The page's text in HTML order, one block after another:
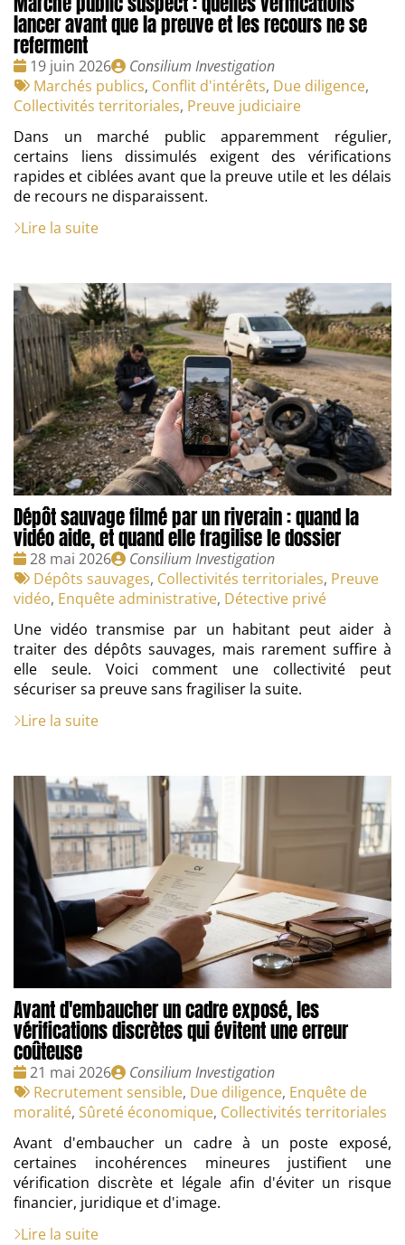
lancer avant que la preuve et les recours ne se
referment
Date
:
19 juin 2026
Publié
par
Consilium Investigation
Tags
:
Marchés publics, Conflit d'intérêts, Due diligence,
Collectivités territoriales, Preuve judiciaire
Dans un marché public apparemment régulier,
certains liens dissimulés exigent des vérifications
rapides et ciblées avant que la preuve utile et les délais
de recours ne disparaissent.
Lire la suite
Dépôt sauvage filmé par un riverain : quand la
vidéo aide, et quand elle fragilise le dossier
Date
:
28 mai 2026
Publié
par
Consilium Investigation
Tags
:
Dépôts sauvages, Collectivités territoriales, Preuve
vidéo, Enquête administrative, Détective privé
Une vidéo transmise par un habitant peut aider à
traiter des dépôts sauvages, mais rarement suffire à
elle seule. Voici comment une collectivité peut
sécuriser sa preuve sans fragiliser la suite.
Lire la suite
Avant d'embaucher un cadre exposé, les
vérifications discrètes qui évitent une erreur
coûteuse
Date
:
21 mai 2026
Publié
par
Consilium Investigation
Tags
:
Recrutement sensible, Due diligence, Enquête de
moralité, Sûreté économique, Collectivités territoriales
Avant d'embaucher un cadre à un poste exposé,
certaines incohérences mineures justifient une
vérification discrète et légale afin d'éviter un risque
financier, juridique et d'image.
Lire la suite